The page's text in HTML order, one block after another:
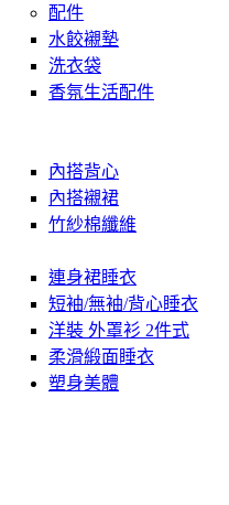
配件
水餃襯墊
洗衣袋
香氛生活配件
內搭背心
內搭襯裙
竹紗棉纖維
連身裙睡衣
短袖/無袖/背心睡衣
洋裝 外罩衫 2件式
柔滑緞面睡衣
塑身美體